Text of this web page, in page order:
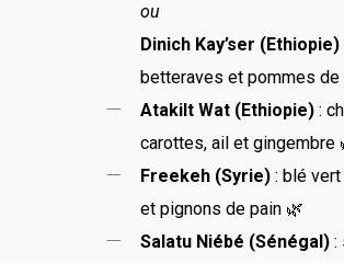
ou
Dinich Kay’ser (Ethiopie)
betteraves et pommes de
Atakilt Wat (Ethiopie) :
carottes, ail et gingembre
Freekeh (Syrie) : blé
et pignons de pain 🌿
Salatu Niébé (Sénégal) :